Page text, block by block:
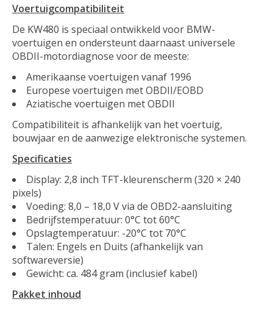
Voertuigcompatibiliteit
De KW480 is speciaal ontwikkeld voor BMW-
voertuigen en ondersteunt daarnaast universele
OBDII-motordiagnose voor de meeste:
Amerikaanse voertuigen vanaf 1996
Europese voertuigen met OBDII/EOBD
Aziatische voertuigen met OBDII
Compatibiliteit is afhankelijk van het voertuig,
bouwjaar en de aanwezige elektronische systemen.
Specificaties
Display: 2,8 inch TFT-kleurenscherm (320 × 240
pixels)
Voeding: 8,0 – 18,0 V via de OBD2-aansluiting
Bedrijfstemperatuur: 0°C tot 60°C
Opslagtemperatuur: -20°C tot 70°C
Talen: Engels en Duits (afhankelijk van
softwareversie)
Gewicht: ca. 484 gram (inclusief kabel)
Pakket inhoud